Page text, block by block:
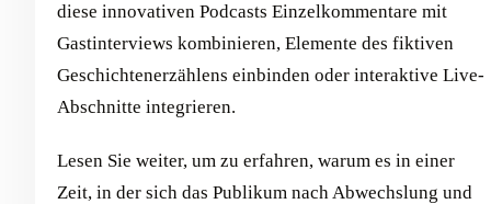
diese innovativen Podcasts Einzelkommentare mit
Gastinterviews kombinieren, Elemente des fiktiven
Geschichtenerzählens einbinden oder interaktive Live-
Abschnitte integrieren.
Lesen Sie weiter, um zu erfahren, warum es in einer
Zeit, in der sich das Publikum nach Abwechslung und